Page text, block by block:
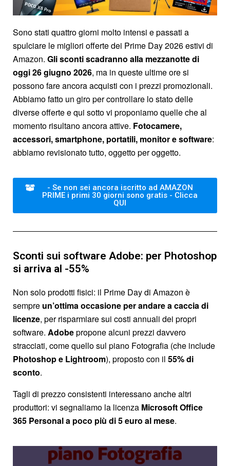
Sono stati quattro giorni molto intensi e passati a
spulciare le migliori offerte dei Prime Day 2026 estivi di
Amazon. Gli sconti scadranno alla mezzanotte di
oggi 26 giugno 2026, ma in queste ultime ore si
possono fare ancora acquisti con i prezzi promozionali.
Abbiamo fatto un giro per controllare lo stato delle
diverse offerte e qui sotto vi proponiamo quelle che al
momento risultano ancora attive. Fotocamere,
accessori, smartphone, portatili, monitor e software:
abbiamo revisionato tutto, oggetto per oggetto.
- Se non sei ancora iscritto ad AMAZON
PRIME i primi 30 giorni sono gratis - Clicca
QUI
Sconti sui software Adobe: per Photoshop
si arriva al -55%
Non solo prodotti fisici: il Prime Day di Amazon è
sempre un’ottima occasione per andare a caccia di
licenze, per risparmiare sui costi annuali dei propri
software. Adobepropone alcuni prezzi davvero
stracciati, come quello sul piano Fotografia (che include
Photoshop e Lightroom), proposto con il 55% di
sconto.
Tagli di prezzo consistenti interessano anche altri
produttori: vi segnaliamo la licenza Microsoft Office
365 Personal a poco più di 5 euro al mese.